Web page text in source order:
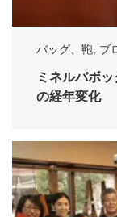
バッグ、鞄 ブ
ミネルバボ
の経年変化